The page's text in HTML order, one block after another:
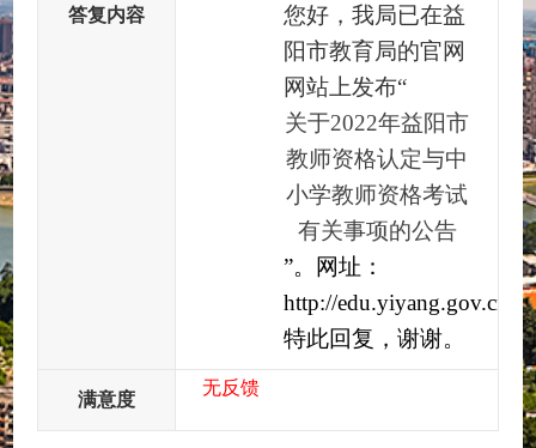
答复内容
您好，我局已在益
阳市教育局的官网
网站上发布“
关于2022年益阳市
教师资格认定与中
小学教师资格考试
有关事项的公告
”。网址：
http://edu.yiyang.gov.cn/
特此回复，谢谢。
满意度
无反馈